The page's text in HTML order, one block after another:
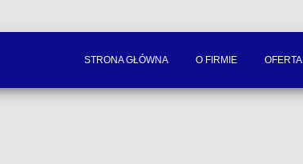
STRONA GŁÓWNA O FIRMIE OFERTA